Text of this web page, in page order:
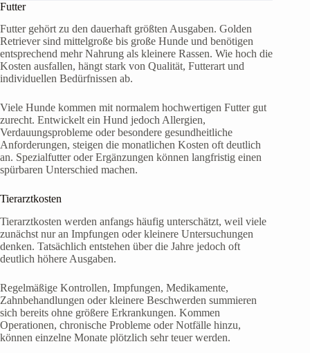
Futter
Futter gehört zu den dauerhaft größten Ausgaben. Golden
Retriever sind mittelgroße bis große Hunde und benötigen
entsprechend mehr Nahrung als kleinere Rassen. Wie hoch die
Kosten ausfallen, hängt stark von Qualität, Futterart und
individuellen Bedürfnissen ab.
Viele Hunde kommen mit normalem hochwertigen Futter gut
zurecht. Entwickelt ein Hund jedoch Allergien,
Verdauungsprobleme oder besondere gesundheitliche
Anforderungen, steigen die monatlichen Kosten oft deutlich
an. Spezialfutter oder Ergänzungen können langfristig einen
spürbaren Unterschied machen.
Tierarztkosten
Tierarztkosten werden anfangs häufig unterschätzt, weil viele
zunächst nur an Impfungen oder kleinere Untersuchungen
denken. Tatsächlich entstehen über die Jahre jedoch oft
deutlich höhere Ausgaben.
Regelmäßige Kontrollen, Impfungen, Medikamente,
Zahnbehandlungen oder kleinere Beschwerden summieren
sich bereits ohne größere Erkrankungen. Kommen
Operationen, chronische Probleme oder Notfälle hinzu,
können einzelne Monate plötzlich sehr teuer werden.